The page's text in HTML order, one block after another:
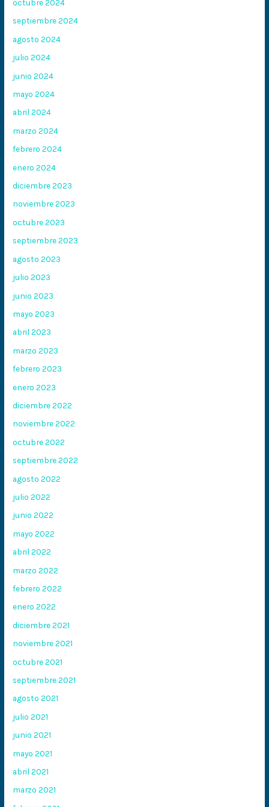
octubre 2024
septiembre 2024
agosto 2024
julio 2024
junio 2024
mayo 2024
abril 2024
marzo 2024
febrero 2024
enero 2024
diciembre 2023
noviembre 2023
octubre 2023
septiembre 2023
agosto 2023
julio 2023
junio 2023
mayo 2023
abril 2023
marzo 2023
febrero 2023
enero 2023
diciembre 2022
noviembre 2022
octubre 2022
septiembre 2022
agosto 2022
julio 2022
junio 2022
mayo 2022
abril 2022
marzo 2022
febrero 2022
enero 2022
diciembre 2021
noviembre 2021
octubre 2021
septiembre 2021
agosto 2021
julio 2021
junio 2021
mayo 2021
abril 2021
marzo 2021